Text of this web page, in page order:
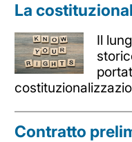
La
Il
Contratto